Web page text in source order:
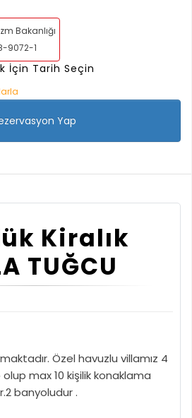
Bakanlığı
9072-1
İçin Tarih Seçin
Yap
Kiralık
TUĞCU
Özel havuzlu villamız 4
max 10 kişilik konaklama
banyoludur .